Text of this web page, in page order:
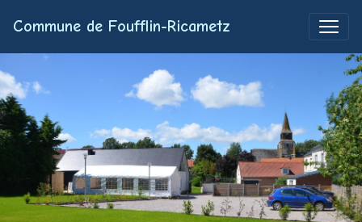
Commune de Foufflin-Ricametz